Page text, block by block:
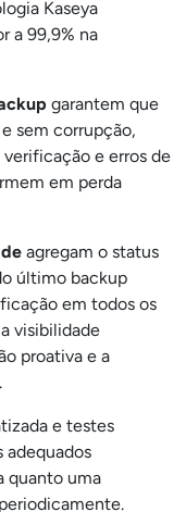
Kaseya
a 99,9% na
garantem que
sem corrupção,
e erros de
em perda
agregam o status
último backup
em todos os
visibilidade
proativa e a
e testes
adequados
quanto uma